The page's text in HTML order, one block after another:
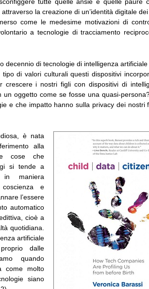
la creazione di un’identità digitale
come le medesime motivazioni di
a tecnologie di tracciamento
decennio di tecnologie di intelligenza
di valori culturali questi dispositivi
i nostri figli con dispositivi di
oggetto come se fosse una quasi-
e che impatto hanno sulla privacy dei nostri
è nata
alla
cose che
si tende a
maniera
e
l’essere
automatico
cioè a
quotidiana.
artificiale
dalle
quando
come molto
siano